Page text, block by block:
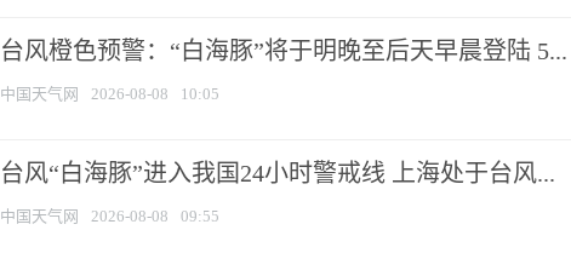
台风橙色预警：“白海豚”将于明晚至后天早晨登陆 5...
中国天气网 2026-08-08 10:05
台风“白海豚”进入我国24小时警戒线 上海处于台风...
中国天气网 2026-08-08 09:55